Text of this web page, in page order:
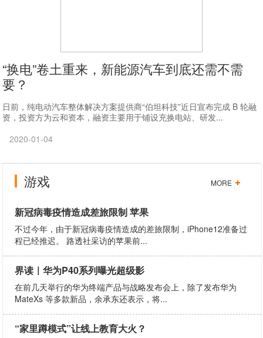
“换电”卷土重来，新能源汽车到底还需不需
要？
日前，纯电动汽车整体解决方案提供商“伯坦科技”近日宣布完成 B 轮融
资，投资方为云和资本，融资主要用于铺设充换电站、研发...
2020-01-04
游戏 MORE
新冠病毒疫情造成差旅限制 苹果
不过今年，由于新冠病毒疫情造成的差旅限制，iPhone12准备过
程已经推迟。 路透社采访的苹果前...
界读｜华为P40系列曝光超级影
在前几天举行的华为终端产品与战略发布会上，除了发布华为
MateXs 等多款新品，余承东还表示，将...
“家里蹲模式”让线上教育大火？